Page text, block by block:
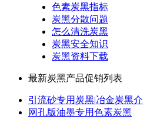
色素炭黑指标
炭黑分散问题
怎么清洗炭黑
炭黑安全知识
炭黑资料下载
最新炭黑产品促销列表
引流砂专用炭黑|冶金炭黑介
网孔版油墨专用色素炭黑